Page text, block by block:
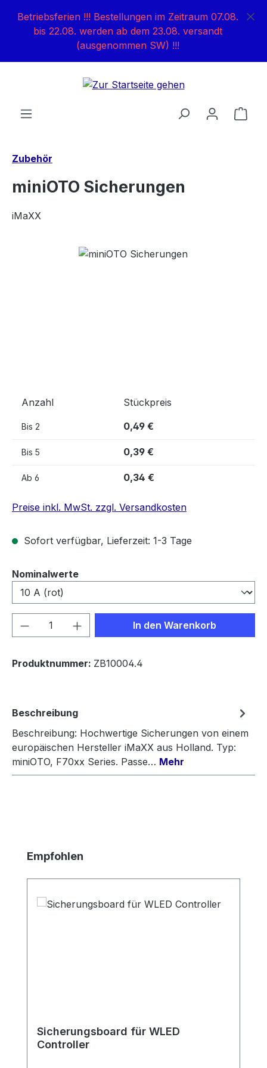
Zum Hauptinhalt springen
Betriebsferien !!! Bestellungen im Zeitraum 07.08.
bis 22.08. werden ab dem 23.08. versandt
(ausgenommen SW) !!!
Zubehör
miniOTO Sicherungen
iMaXX
Bildergalerie überspringen
Anzahl Stückpreis
Bis 2 0,49 €
Bis 5 0,39 €
Ab 6 0,34 €
Preise inkl. MwSt. zzgl. Versandkosten
Sofort verfügbar, Lieferzeit: 1-3 Tage
Nominalwerteauswählen
Produkt Anzahl: Gib denIn den Warenkorb
Produktnummer: ZB10004.4
Beschreibung
Beschreibung: Hochwertige Sicherungen von einem
europäischen Hersteller iMaXX aus Holland. Typ:
miniOTO, F70xx Series. Passe… Mehr
Produktgalerie überspringen
Empfohlen
Sicherungsboard für WLED
Controller